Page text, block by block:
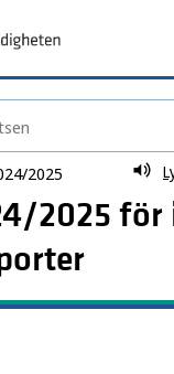
2025
2025 för